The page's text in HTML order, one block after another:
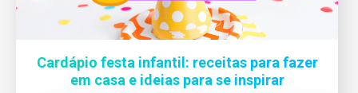
Cardápio festa infantil: receitas para fazer
em casa e ideias para se inspirar